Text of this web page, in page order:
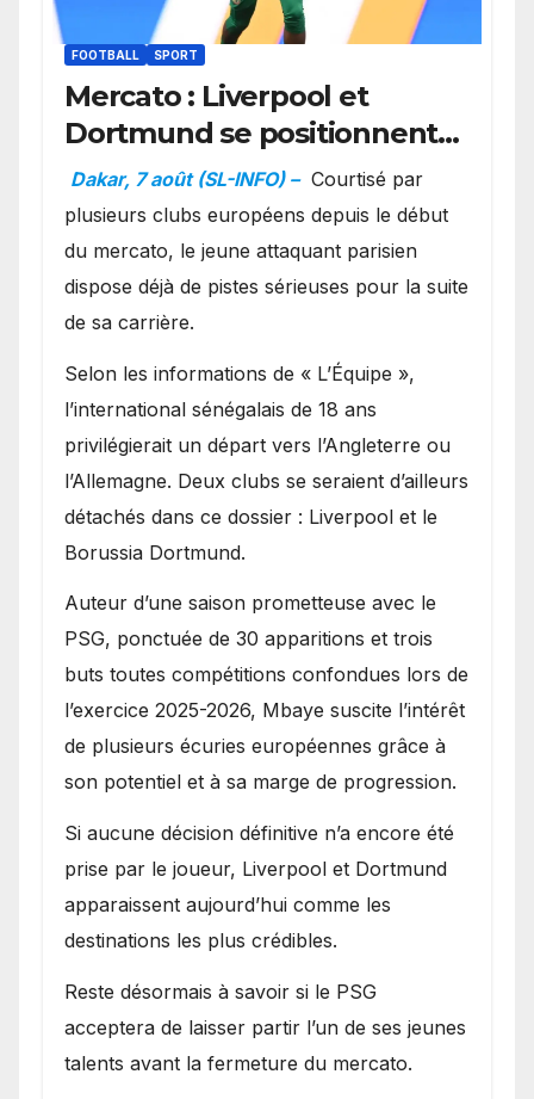
FOOTBALL SPORT
Mercato : Liverpool et
Dortmund se positionnent
en favoris pour recruter
Ibrahim Mbaye
Dakar, 7 août (SL-INFO) – Courtisé par
plusieurs clubs européens depuis le début
du mercato, le jeune attaquant parisien
dispose déjà de pistes sérieuses pour la suite
de sa carrière.
Selon les informations de « L’Équipe »,
l’international sénégalais de 18 ans
privilégierait un départ vers l’Angleterre ou
l’Allemagne. Deux clubs se seraient d’ailleurs
détachés dans ce dossier : Liverpool et le
Borussia Dortmund.
Auteur d’une saison prometteuse avec le
PSG, ponctuée de 30 apparitions et trois
buts toutes compétitions confondues lors de
l’exercice 2025-2026, Mbaye suscite l’intérêt
de plusieurs écuries européennes grâce à
son potentiel et à sa marge de progression.
Si aucune décision définitive n’a encore été
prise par le joueur, Liverpool et Dortmund
apparaissent aujourd’hui comme les
destinations les plus crédibles.
Reste désormais à savoir si le PSG
acceptera de laisser partir l’un de ses jeunes
talents avant la fermeture du mercato.